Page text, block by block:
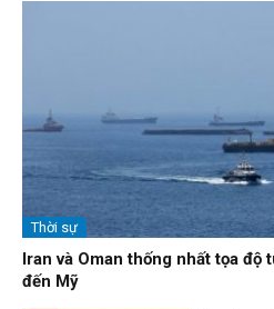
Thời sự
Iran và Oman thống nhất tọa
đến Mỹ